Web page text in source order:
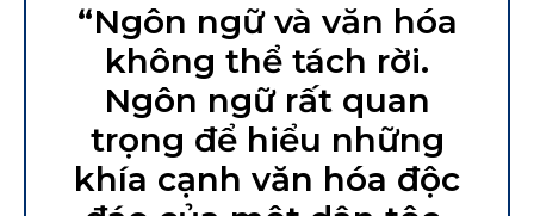
“Ngôn ngữ và văn hóa
không thể tách rời.
Ngôn ngữ rất quan
trọng để hiểu những
khía cạnh văn hóa độc